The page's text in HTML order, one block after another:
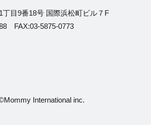
丁目9番18号 国際浜松町ビル７F
FAX:03-5875-0773
International inc.